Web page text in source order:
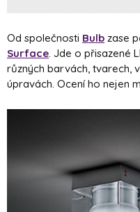
Od společnosti Bulb zase
Surface. Jde o přisazené
různých barvách, tvarech,
úpravách. Ocení ho nejen